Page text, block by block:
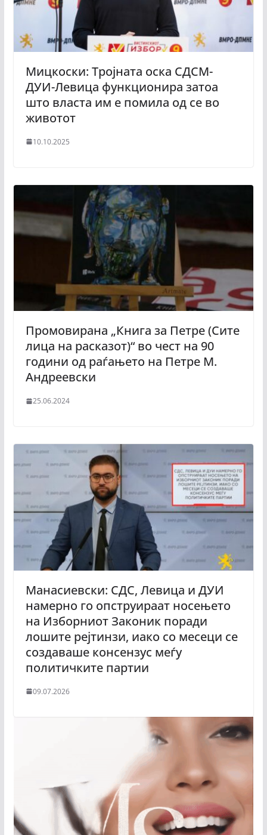
Мицкоски: Тројната оска СДСМ-
ДУИ-Левица функционира затоа
што власта им е помила од се во
животот
10.10.2025
Промовирана „Книга за Петре (Сите
лица на расказот)“ во чест на 90
години од раѓањето на Петре М.
Андреевски
25.06.2024
Манасиевски: СДС, Левица и ДУИ
намерно го опструираат носењето
на Изборниот Законик поради
лошите рејтинзи, иако со месеци се
создаваше консензус меѓу
политичките партии
09.07.2026